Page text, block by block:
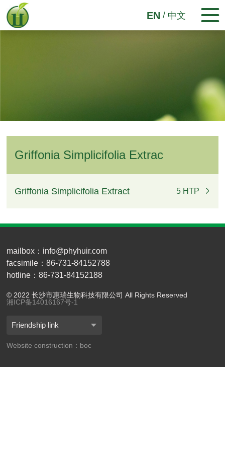
EN / 中文
Griffonia Simplicifolia Extrac
Griffonia Simplicifolia Extract 5 HTP
mailbox：info@phyhuir.com
facsimile：86-731-84152788
hotline：86-731-84152188
© 2022 长沙市惠瑞生物科技有限公司 All Rights Reserved
湘ICP备14016167号-1
Friendship link
Website construction：boc